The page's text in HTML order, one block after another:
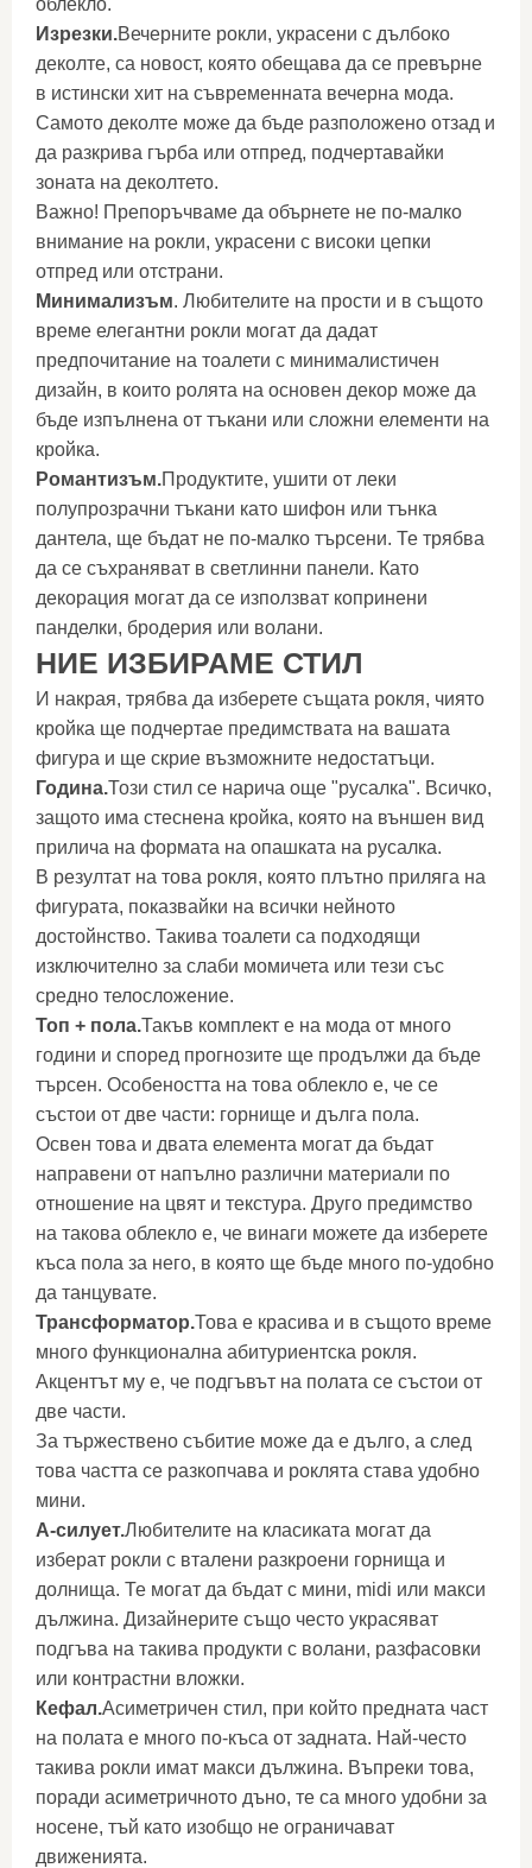
облекло.
Изрезки.Вечерните рокли, украсени с дълбоко
деколте, са новост, която обещава да се превърне
в истински хит на съвременната вечерна мода.
Самото деколте може да бъде разположено отзад и
да разкрива гърба или отпред, подчертавайки
зоната на деколтето.
Важно! Препоръчваме да обърнете не по-малко
внимание на рокли, украсени с високи цепки
отпред или отстрани.
Минимализъм. Любителите на прости и в същото
време елегантни рокли могат да дадат
предпочитание на тоалети с минималистичен
дизайн, в които ролята на основен декор може да
бъде изпълнена от тъкани или сложни елементи на
кройка.
Романтизъм.Продуктите, ушити от леки
полупрозрачни тъкани като шифон или тънка
дантела, ще бъдат не по-малко търсени. Те трябва
да се съхраняват в светлинни панели. Като
декорация могат да се използват копринени
панделки, бродерия или волани.
НИЕ ИЗБИРАМЕ СТИЛ
И накрая, трябва да изберете същата рокля, чиято
кройка ще подчертае предимствата на вашата
фигура и ще скрие възможните недостатъци.
Година.Този стил се нарича още "русалка". Всичко,
защото има стеснена кройка, която на външен вид
прилича на формата на опашката на русалка.
В резултат на това рокля, която плътно приляга на
фигурата, показвайки на всички нейното
достойнство. Такива тоалети са подходящи
изключително за слаби момичета или тези със
средно телосложение.
Топ + пола.Такъв комплект е на мода от много
години и според прогнозите ще продължи да бъде
търсен. Особеността на това облекло е, че се
състои от две части: горнище и дълга пола.
Освен това и двата елемента могат да бъдат
направени от напълно различни материали по
отношение на цвят и текстура. Друго предимство
на такова облекло е, че винаги можете да изберете
къса пола за него, в която ще бъде много по-удобно
да танцувате.
Трансформатор.Това е красива и в същото време
много функционална абитуриентска рокля.
Акцентът му е, че подгъвът на полата се състои от
две части.
За тържествено събитие може да е дълго, а след
това частта се разкопчава и роклята става удобно
мини.
А-силует.Любителите на класиката могат да
изберат рокли с вталени разкроени горнища и
долнища. Те могат да бъдат с мини, midi или макси
дължина. Дизайнерите също често украсяват
подгъва на такива продукти с волани, разфасовки
или контрастни вложки.
Кефал.Асиметричен стил, при който предната част
на полата е много по-къса от задната. Най-често
такива рокли имат макси дължина. Въпреки това,
поради асиметричното дъно, те са много удобни за
носене, тъй като изобщо не ограничават
движенията.